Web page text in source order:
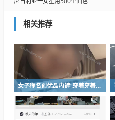
相关推荐
女子称名创优品内裤“穿着穿着掉了”让其颜面尽失 品牌方客服回应：已启动紧急调查